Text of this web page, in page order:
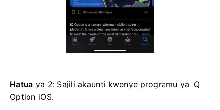
Hatua ya 2: Sajili akaunti kwenye programu ya IQ
Option iOS.